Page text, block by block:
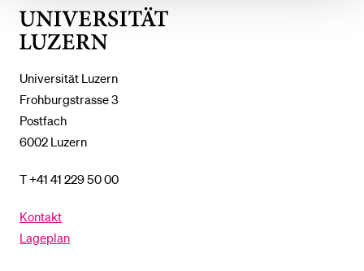
Universität Luzern
Frohburgstrasse 3
Postfach
6002 Luzern
T +41 41 229 50 00
Kontakt
Lageplan